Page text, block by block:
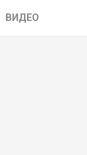
ВИДЕО